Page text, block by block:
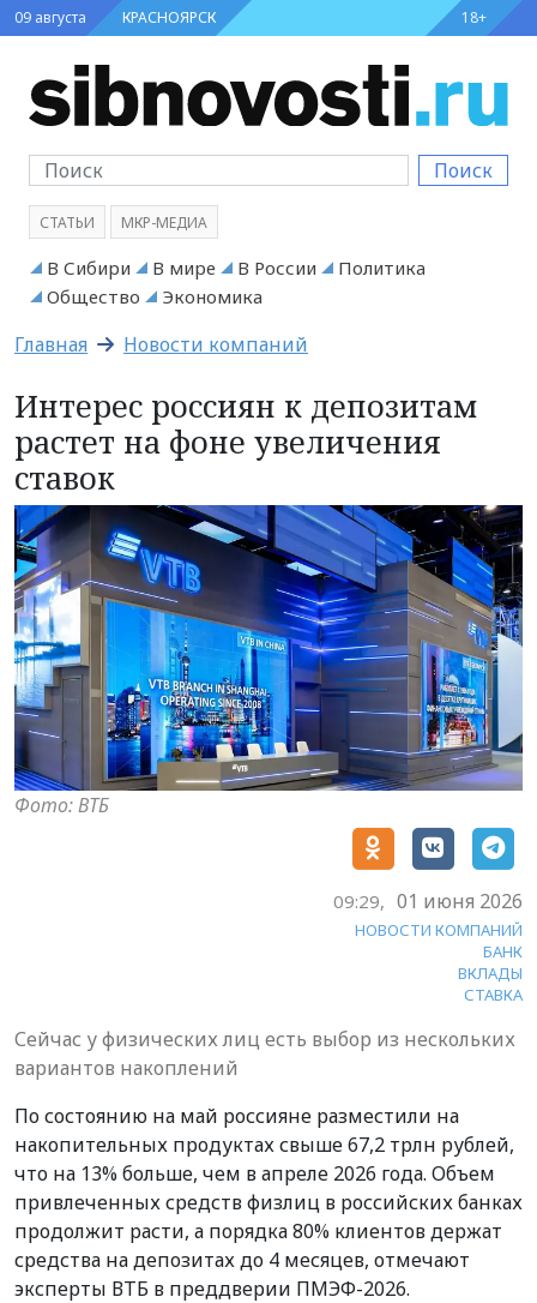
09 августа КРАСНОЯРСК 18+
Поиск
СТАТЬИ МКР-МЕДИА
В Сибири В мире В России
Политика
Общество
Экономика
Главная Новости компаний
Интерес россиян к депозитам
растет на фоне увеличения
ставок
Фото: ВТБ
09:29, 01 июня 2026
НОВОСТИ КОМПАНИЙ
БАНК
ВКЛАДЫ
СТАВКА
Сейчас у физических лиц есть выбор из нескольких
вариантов накоплений
По состоянию на май россияне разместили на
накопительных продуктах свыше 67,2 трлн рублей,
что на 13% больше, чем в апреле 2026 года. Объем
привлеченных средств физлиц в российских банках
продолжит расти, а порядка 80% клиентов держат
средства на депозитах до 4 месяцев, отмечают
эксперты ВТБ в преддверии ПМЭФ-2026.